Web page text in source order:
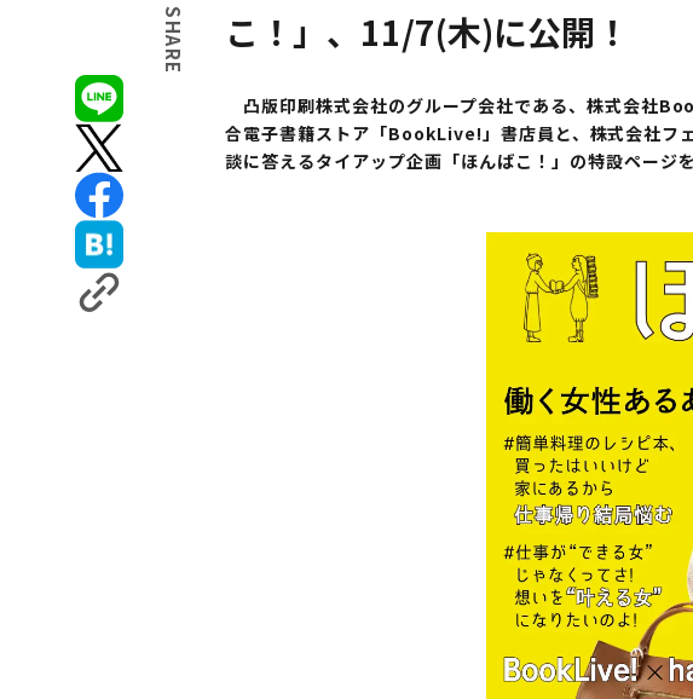
SHARE
こ！」、11/7(木)に公開！
凸版印刷株式会社のグループ会社である、株式会社
合電子書籍ストア「BookLive!」書店員と、株式会社フ
談に答えるタイアップ企画「ほんばこ！」の特設ページ